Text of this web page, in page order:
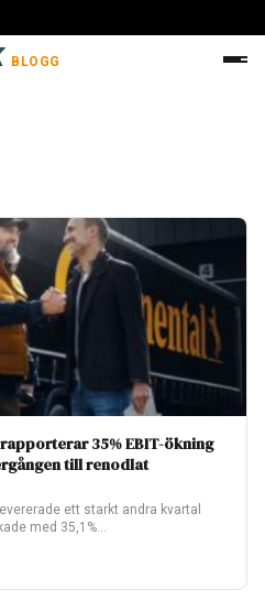
BLOGG
35% EBIT-ökning
till renodlat
ett starkt andra kvartal
med 35,1%…